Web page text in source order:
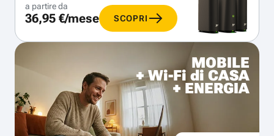
a partire da
36,95 €/mese SCOPRI
MOBILE
+ Wi-Fi di CASA
+ ENERGIA